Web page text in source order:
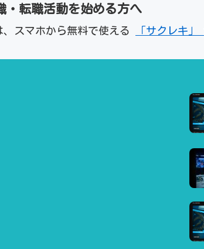
・転職活動を始める方へ
スマホから無料で使える 「サクレキ」